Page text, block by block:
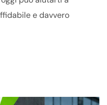
e davvero